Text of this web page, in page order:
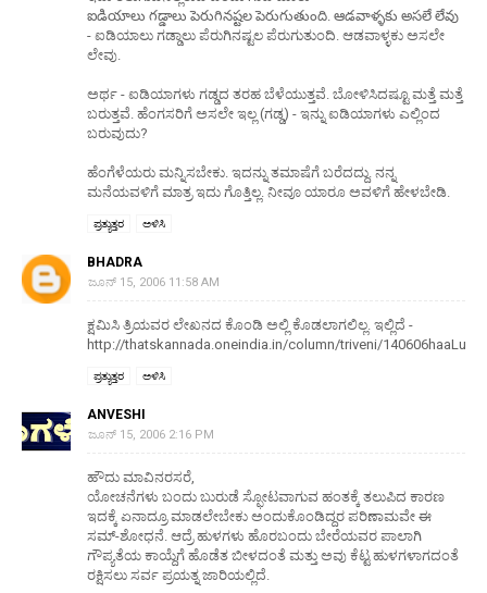
ఐడియాలు గడ్డాలు పెరుగినష్టల పెరుగుతుంది. ఆడవాళ్ళకు అసలే లేవు
- ಐಡಿಯಾಲು ಗಡ್ಡಾಲು ಪೆರುಗಿನಷ್ಟಲ ಪೆರುಗುತುಂದಿ. ಆಡವಾಳ್ಳಕು ಅಸಲೇ
ಲೇವು.
ಅರ್ಥ - ಐಡಿಯಾಗಳು ಗಡ್ಡದ ತರಹ ಬೆಳೆಯುತ್ತವೆ. ಬೋಳಿಸಿದಷ್ಟೂ ಮತ್ತೆ ಮತ್ತೆ
ಬರುತ್ತವೆ. ಹೆಂಗಸರಿಗೆ ಅಸಲೇ ಇಲ್ಲ (ಗಡ್ಡ) - ಇನ್ನು ಐಡಿಯಾಗಳು ಎಲ್ಲಿಂದ
ಬರುವುದು?
ಹೆಂಗೆಳೆಯರು ಮನ್ನಿಸಬೇಕು. ಇದನ್ನು ತಮಾಷೆಗೆ ಬರೆದದ್ದು. ನನ್ನ
ಮನೆಯವಳಿಗೆ ಮಾತ್ರ ಇದು ಗೊತ್ತಿಲ್ಲ. ನೀವೂ ಯಾರೂ ಅವಳಿಗೆ ಹೇಳಬೇಡಿ.
ಪ್ರತ್ಯುತ್ತರ ಅಳಿಸಿ
BHADRA
ಜೂನ್ 15, 2006 11:58 AM
ಕ್ಷಮಿಸಿ ತ್ರಿಯವರ ಲೇಖನದ ಕೊಂಡಿ ಅಲ್ಲಿ ಕೊಡಲಾಗಲಿಲ್ಲ. ಇಲ್ಲಿದೆ -
http://thatskannada.oneindia.in/column/triveni/
ಪ್ರತ್ಯುತ್ತರ ಅಳಿಸಿ
ANVESHI
ಜೂನ್ 15, 2006 2:16 PM
ಹೌದು ಮಾವಿನರಸರೆ,
ಯೋಚನೆಗಳು ಬಂದು ಬುರುಡೆ ಸ್ಫೋಟವಾಗುವ ಹಂತಕ್ಕೆ ತಲುಪಿದ ಕಾರಣ
ಇದಕ್ಕೆ ಏನಾದ್ರೂ ಮಾಡಲೇಬೇಕು ಅಂದುಕೊಂಡಿದ್ದರ ಪರಿಣಾಮವೇ ಈ
ಸಮ್-ಶೋಧನೆ. ಆದ್ರೆ ಹುಳಗಳು ಹೊರಬಂದು ಬೇರೆಯವರ ಪಾಲಾಗಿ
ಗೌಪ್ಯತೆಯ ಕಾಯ್ದೆಗೆ ಹೊಡೆತ ಬೀಳದಂತೆ ಮತ್ತು ಅವು ಕೆಟ್ಟ ಹುಳಗಳಾಗದಂತೆ
ರಕ್ಷಿಸಲು ಸರ್ವ ಪ್ರಯತ್ನ ಜಾರಿಯಲ್ಲಿದೆ.